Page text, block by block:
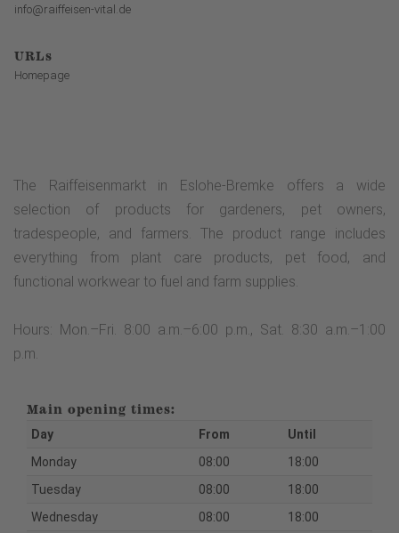
info@raiffeisen-vital.de
URLs
Homepage
The Raiffeisenmarkt in Eslohe-Bremke offers a wide
selection of products for gardeners, pet owners,
tradespeople, and farmers. The product range includes
everything from plant care products, pet food, and
functional workwear to fuel and farm supplies.
Hours: Mon.–Fri. 8:00 a.m.–6:00 p.m., Sat. 8:30 a.m.–1:00
p.m.
Main opening times:
Day From
Until
Monday
08:00
18:00
Tuesday
08:00
18:00
Wednesday
08:00
18:00